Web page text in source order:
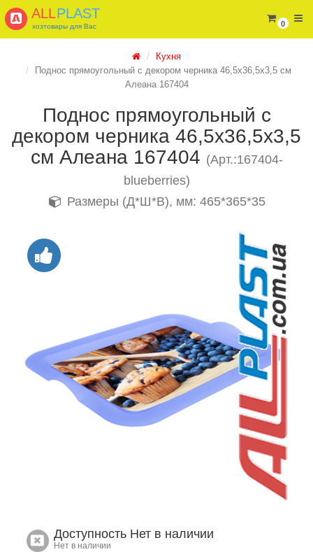
0
ALLPLAST
хозтовары для Вас
Кухня
Поднос прямоугольный с декором черника 46,5х36,5х3,5 см
Алеана 167404
Поднос прямоугольный с
декором черника 46,5х36,5х3,5
см Алеана 167404 (Арт.:167404-
blueberries)
Размеры (Д*Ш*В), мм: 465*365*35
Доступность Нет в наличии
Нет в наличии